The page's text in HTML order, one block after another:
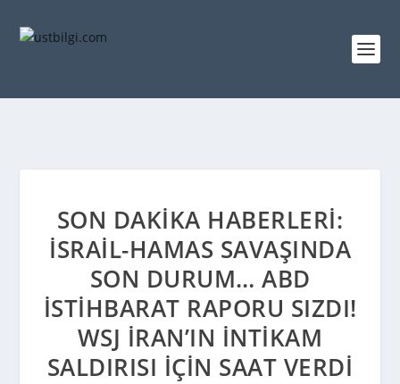
SON DAKIKA HABERLERI:
İSRAIL-HAMAS SAVAŞINDA
SON DURUM… ABD
ISTIHBARAT RAPORU SIZDI!
WSJ İRAN’IN INTIKAM
SALDIRISI IÇIN SAAT VERDI